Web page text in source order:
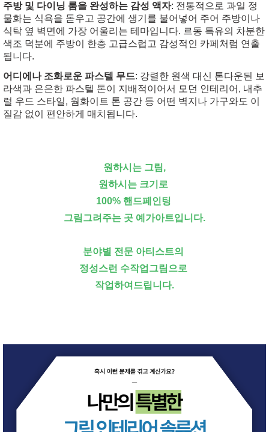
주방 및 다이닝 룸을 완성하는 감성 액자: 전통적으로 과일 정
물화는 식욕을 돋우고 공간에 생기를 불어넣어 주어 주방이나
식탁 옆 벽면에 가장 어울리는 테마입니다. 르동 특유의 차분한
색조 덕분에 주방이 한층 고급스럽고 감성적인 카페처럼 연출
됩니다.
어디에나 조화로운 파스텔 무드: 강렬한 원색 대신 톤다운된 보
라색과 은은한 파스텔 톤이 지배적이어서 모던 인테리어, 내추
럴 우드 스타일, 웜화이트 톤 공간 등 어떤 벽지나 가구와도 이
질감 없이 편안하게 매치됩니다.
원하시는 그림,
원하시는 크기로
100% 핸드페인팅
그림그려주는 곳 예가아트입니다.
분야별 전문 아티스트의
정성스런 수작업그림으로
작업하여드립니다.